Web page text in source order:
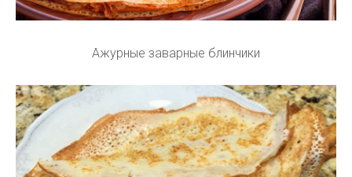
Ажурные заварные блинчики